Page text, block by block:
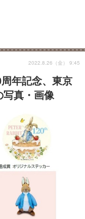
年記念、東京
写真・画像
2022.8.26（金） 9:45